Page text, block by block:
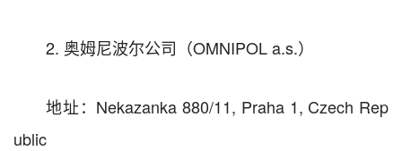
2. 奥姆尼波尔公司（OMNIPOL a.s.）
地址：Nekazanka 880/11, Praha 1, Czech Rep
ublic